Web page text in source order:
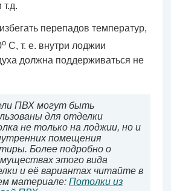
перепадов температур,
о С, т. е. внутри лоджии
должна поддерживаться не
ПВХ могут быть
для отделки
не только на лоджии, но и
помещения
Более подробно о
этого вида
и её вариантах читайте в
материале: Потолки из